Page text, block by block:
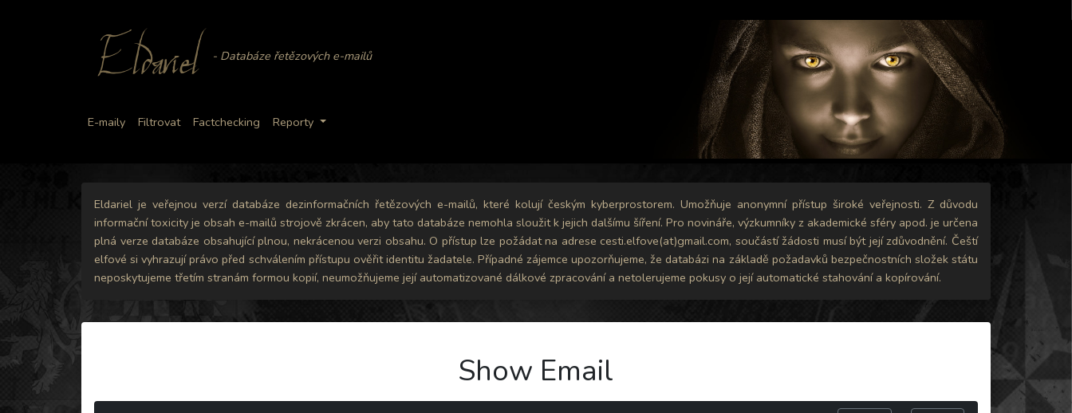
Eldariel - Databáze řetězových e-mailů
E-maily Filtrovat Factchecking Reporty
Eldariel je veřejnou verzí databáze dezinformačních řetězových e-mailů, které kolují českým kyberprostorem. Umožňuje anonymní přístup široké veřejnosti. Z důvodu
informační toxicity je obsah e-mailů strojově zkrácen, aby tato databáze nemohla sloužit k jejich dalšímu šíření. Pro novináře, výzkumníky z akademické sféry apod. je určena
plná verze databáze obsahující plnou, nekrácenou verzi obsahu. O přístup lze požádat na adrese cesti.elfove(at)gmail.com, součástí žádosti musí být její zdůvodnění. Čeští
elfové si vyhrazují právo před schválením přístupu ověřit identitu žadatele. Případné zájemce upozorňujeme, že databázi na základě požadavků bezpečnostních složek státu
neposkytujeme třetím stranám formou kopií, neumožňujeme její automatizované dálkové zpracování a netolerujeme pokusy o její automatické stahování a kopírování.
Show Email